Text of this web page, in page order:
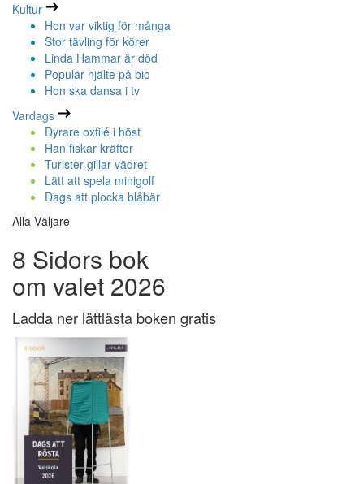
Kultur
Hon var viktig för många
Stor tävling för körer
Linda Hammar är död
Populär hjälte på bio
Hon ska dansa i tv
Vardags
Dyrare oxfilé i höst
Han fiskar kräftor
Turister gillar vädret
Lätt att spela minigolf
Dags att plocka blåbär
Alla Väljare
8 Sidors bok
om valet 2026
Ladda ner lättlästa boken gratis